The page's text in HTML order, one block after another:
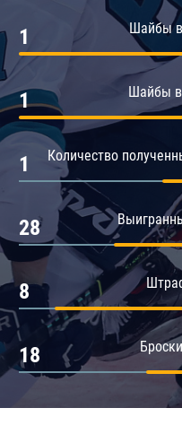
Амур
Барыс
Салават Юлаев
Шайбы
1
Шайбы
1
Количество
1
28
8
18